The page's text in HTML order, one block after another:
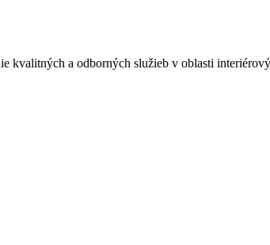
kvalitných a odborných služieb v oblasti